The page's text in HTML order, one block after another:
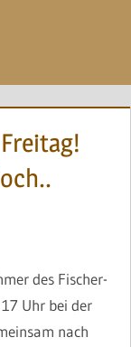
des Fischer-
Uhr bei der
nach